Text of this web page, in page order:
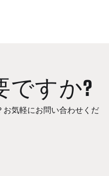
ですか?
お気軽にお問い合わせくだ